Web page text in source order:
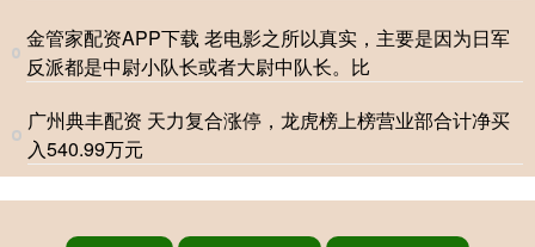
金管家配资APP下载 老电影之所以真实，主要是因为日军
反派都是中尉小队长或者大尉中队长。比
广州典丰配资 天力复合涨停，龙虎榜上榜营业部合计净买
入540.99万元